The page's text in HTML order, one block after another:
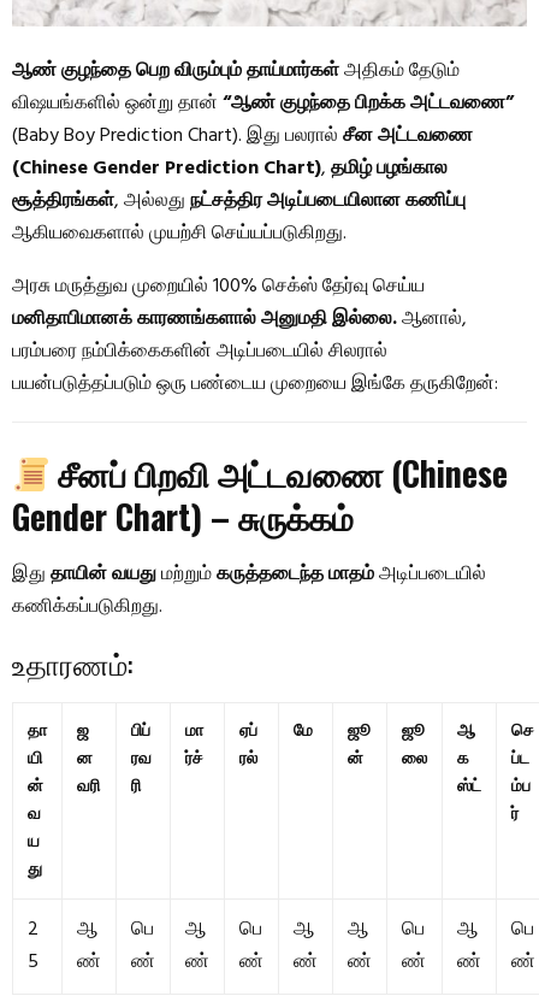
ஆண் குழந்தை பெற விரும்பும் தாய்மார்கள்அதிகம் தேடும்
விஷயங்களில் ஒன்று தான்“ஆண் குழந்தை பிறக்க அட்டவணை”
(Baby Boy Prediction Chart). இது பலரால்சீன அட்டவணை
(Chinese Gender Prediction Chart),தமிழ் பழங்கால
சூத்திரங்கள், அல்லதுநட்சத்திர அடிப்படையிலான கணிப்பு
ஆகியவைகளால் முயற்சி செய்யப்படுகிறது.
அரசு மருத்துவ முறையில் 100% செக்ஸ் தேர்வு செய்ய
மனிதாபிமானக் காரணங்களால் அனுமதி இல்லை.ஆனால்,
பரம்பரை நம்பிக்கைகளின் அடிப்படையில் சிலரால்
பயன்படுத்தப்படும் ஒரு பண்டைய முறையை இங்கே தருகிறேன்:
சீனப் பிறவி அட்டவணை (Chinese
Gender Chart) – சுருக்கம்
இதுதாயின் வயதுமற்றும்கருத்தடைந்த மாதம்அடிப்படையில்
கணிக்கப்படுகிறது.
உதாரணம்:
தா
யி
ன்
வ
ய
து
ஜ
ன
வரி
பிப்
ரவ
ரி
மா
ர்ச்
ஏப்
ரல்
மே
ஜூ
ன்
ஜூ
லை
ஆ
க
ஸ்ட்
செ
ப்ட
ம்ப
ர்
2
5
ஆ
ண்
பெ
ண்
ஆ
ண்
பெ
ண்
ஆ
ண்
ஆ
ண்
பெ
ண்
ஆ
ண்
பெ
ண்